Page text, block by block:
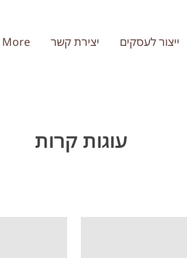
ייצור לעסקים יצירת קשר More
עוגות קרות